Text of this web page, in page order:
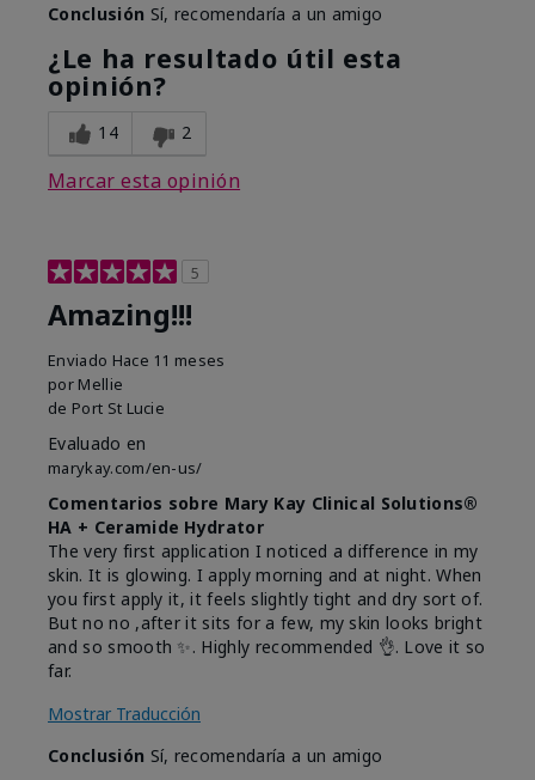
Conclusión Sí, recomendaría a un amigo
¿Le ha resultado útil esta
opinión?
14 2
Marcar esta opinión
5
Amazing!!!
Enviado Hace 11 meses
por Mellie
de Port St Lucie
Evaluado en
marykay.com/en-us/
Comentarios sobre Mary Kay Clinical Solutions®
HA + Ceramide Hydrator
The very first application I noticed a difference in my
skin. It is glowing. I apply morning and at night. When
you first apply it, it feels slightly tight and dry sort of.
But no no ,after it sits for a few, my skin looks bright
and so smooth ✨️. Highly recommended 👌. Love it so
far.
Mostrar Traducción
Conclusión Sí, recomendaría a un amigo